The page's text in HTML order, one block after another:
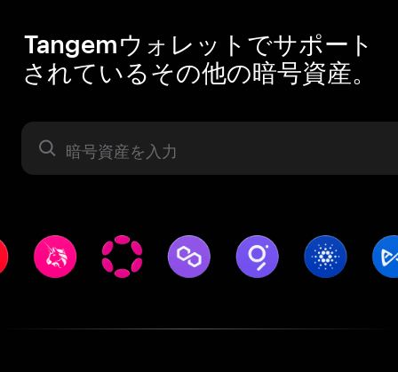
Tangemウォレットでサポート
されているその他の暗号資産。
暗号資産